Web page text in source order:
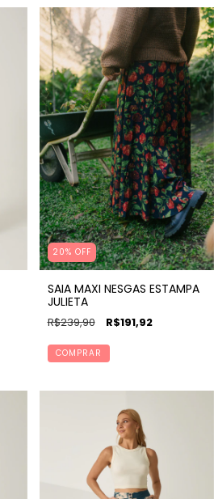
20% OFF
SAIA MAXI NESGAS ESTAMPA
JULIETA
R$239,90 R$191,92
COMPRAR